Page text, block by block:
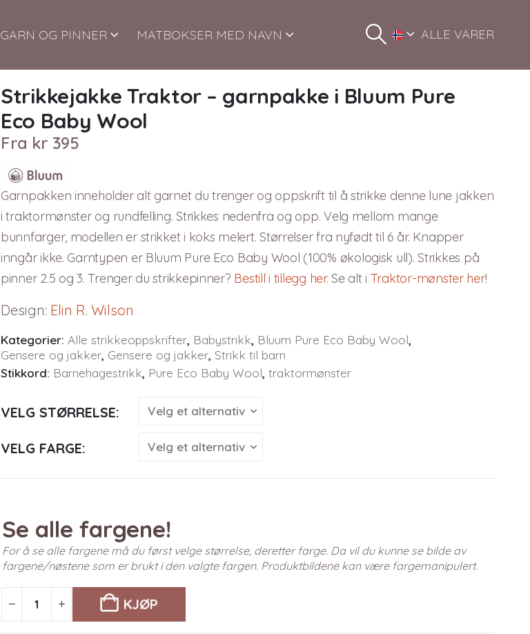
GARN OG PINNER MATBOKSER MED NAVN ALLE VARER
Strikkejakke Traktor – garnpakke i Bluum Pure
Eco Baby Wool
Fra kr 395
Garnpakken inneholder alt garnet du trenger og oppskrift til å strikke denne lune jakken
i traktormønster og rundfelling. Strikkes nedenfra og opp. Velg mellom mange
bunnfarger, modellen er strikket i koks melert. Størrelser fra nyfødt til 6 år. Knapper
inngår ikke. Garntypen er Bluum Pure Eco Baby Wool (100% økologisk ull). Strikkes på
pinner 2.5 og 3. Trenger du strikkepinner? Bestill i tillegg her. Se alt i Traktor-mønster her!
Design: Elin R. Wilson
Kategorier: Alle strikkeoppskrifter, Babystrikk, Bluum Pure Eco Baby Wool,
Gensere og jakker, Gensere og jakker, Strikk til barn
Stikkord: Barnehagestrikk, Pure Eco Baby Wool, traktormønster
VELG STØRRELSE
VELG FARGE
Se alle fargene!
For å se alle fargene må du først velge størrelse, deretter farge. Da vil du kunne se bilde av
fargene/nøstene som er brukt i den valgte fargen. Produktbildene kan være fargemanipulert.
KJØP